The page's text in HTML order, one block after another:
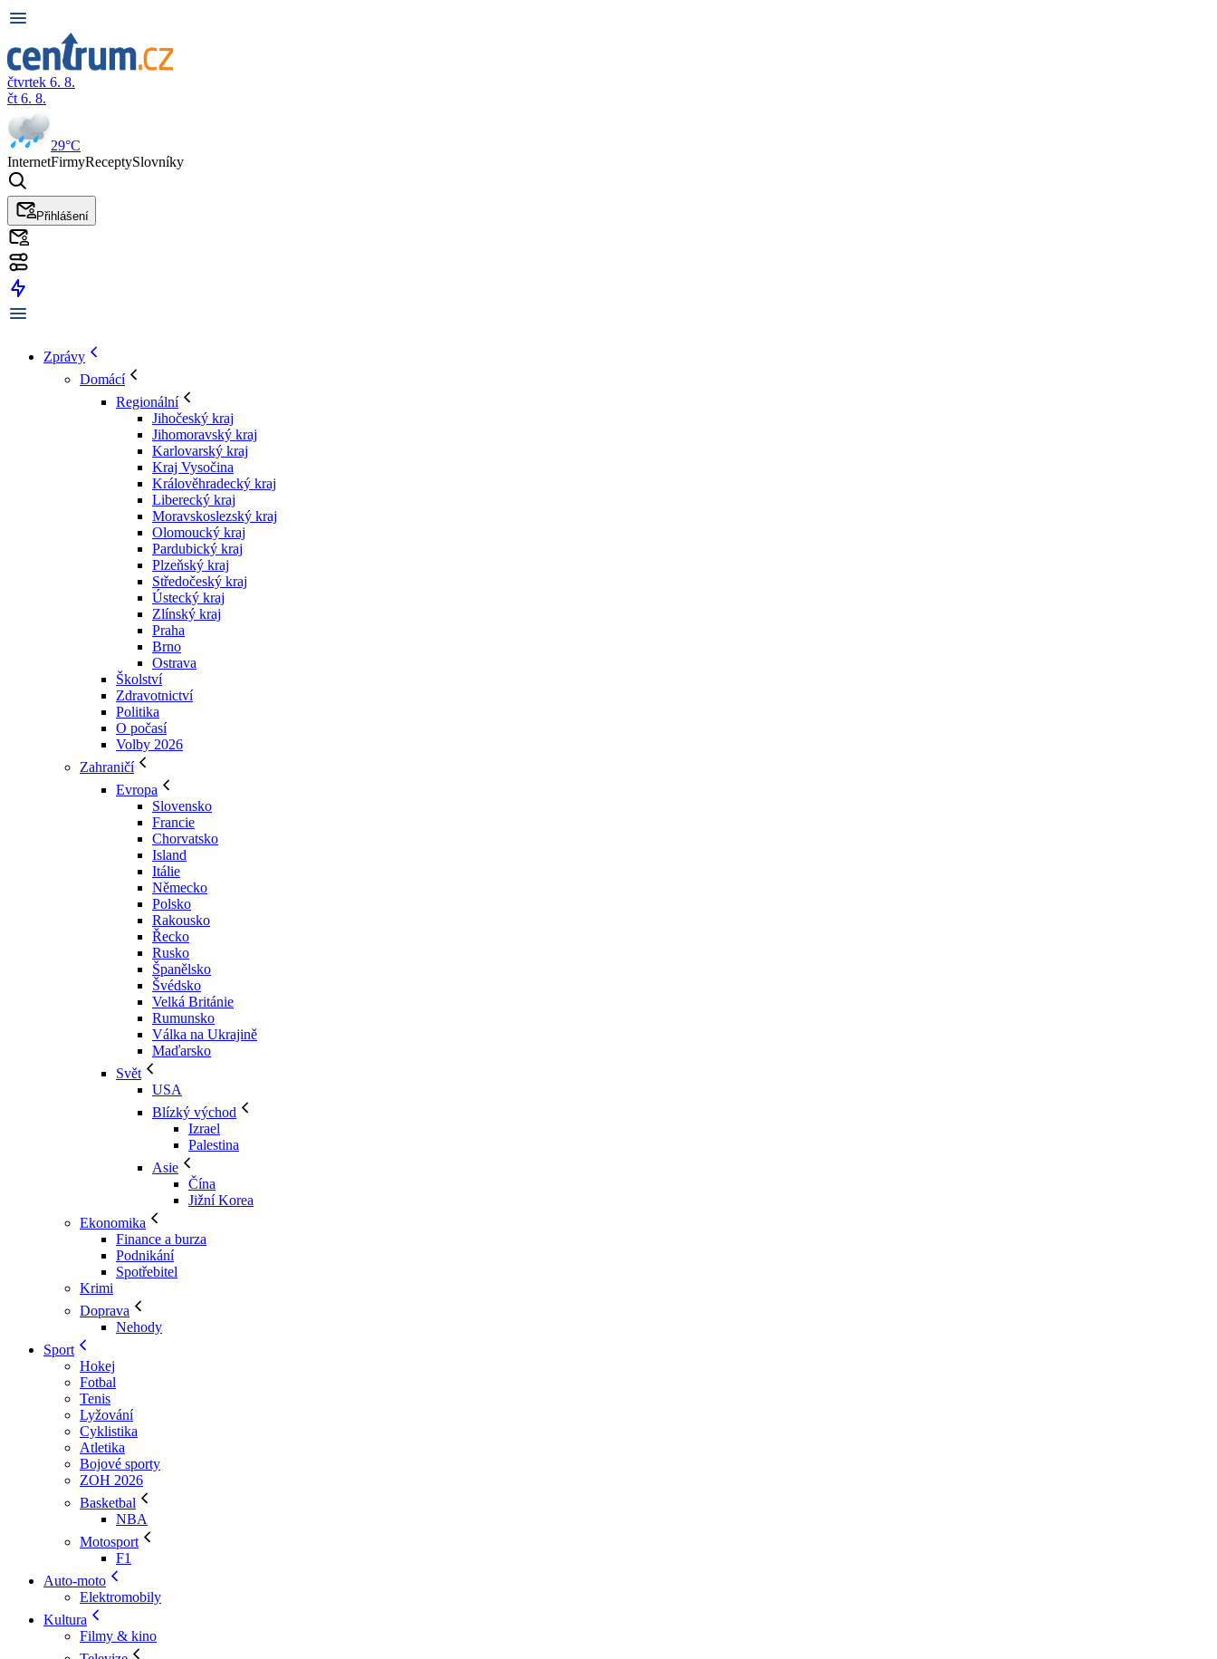
čtvrtek 6. 8.
čt 6. 8.
29°C
InternetFirmyReceptySlovníky
Přihlášení
Zprávy
Domácí
Regionální
Jihočeský kraj
Jihomoravský kraj
Karlovarský kraj
Kraj Vysočina
Králověhradecký kraj
Liberecký kraj
Moravskoslezský kraj
Olomoucký kraj
Pardubický kraj
Plzeňský kraj
Středočeský kraj
Ústecký kraj
Zlínský kraj
Praha
Brno
Ostrava
Školství
Zdravotnictví
Politika
O počasí
Volby 2026
Zahraničí
Evropa
Slovensko
Francie
Chorvatsko
Island
Itálie
Německo
Polsko
Rakousko
Řecko
Rusko
Španělsko
Švédsko
Velká Británie
Rumunsko
Válka na Ukrajině
Maďarsko
Svět
USA
Blízký východ
Izrael
Palestina
Asie
Čína
Jižní Korea
Ekonomika
Finance a burza
Podnikání
Spotřebitel
Krimi
Doprava
Nehody
Sport
Hokej
Fotbal
Tenis
Lyžování
Cyklistika
Atletika
Bojové sporty
ZOH 2026
Basketbal
NBA
Motosport
F1
Auto-moto
Elektromobily
Kultura
Filmy & kino